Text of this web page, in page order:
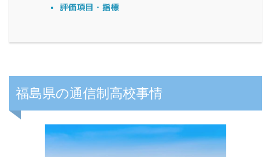
評価項目・指標
福島県の通信制高校事情